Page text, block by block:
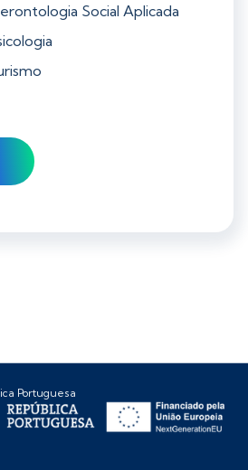
Social Aplicada
Portuguesa